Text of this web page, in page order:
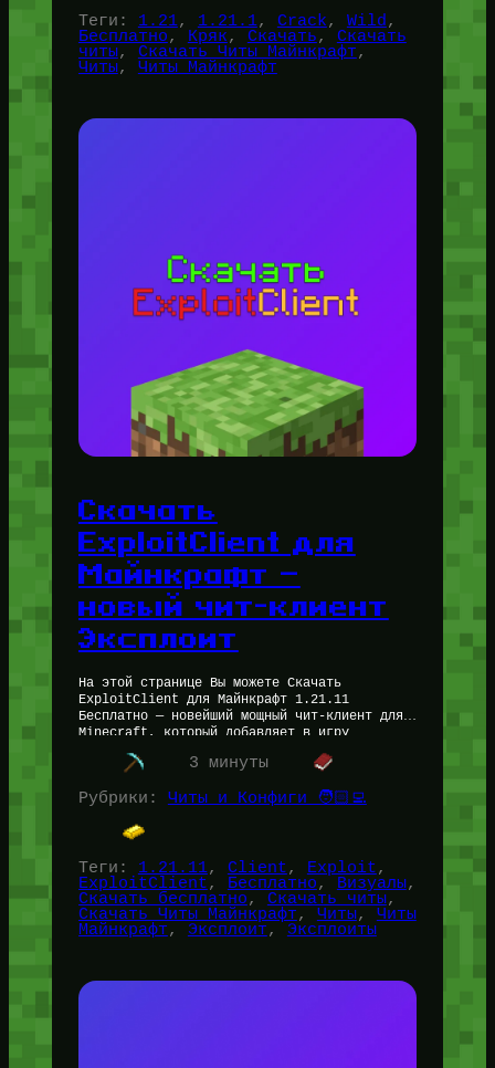
Теги: 1.21, 1.21.1, Crack, Wild
Бесплатно, Кряк, Скачать, Скачать
читы, Скачать Читы Майнкрафт
Читы, Читы Майнкрафт
Скачать
ExploitClient для
Майнкрафт —
новый чит-клиент
Эксплоит
На этой странице Вы можете Скачать
ExploitClient для Майнкрафт 1.21.11
Бесплатно — новейший мощный чит-клиент для
Minecraft, который добавляет в игру
множество функций, как читерских так и
визуальных. Имеются мощнейшие…
3 минуты
Рубрики: Читы и Конфиги 🧑🏻‍💻
Теги: 1.21.11, Client, Exploit
ExploitClient, Бесплатно, Визуалы
Скачать бесплатно, Скачать читы
Скачать Читы Майнкрафт, Читы, Читы
Майнкрафт, Эксплоит, Эксплоиты